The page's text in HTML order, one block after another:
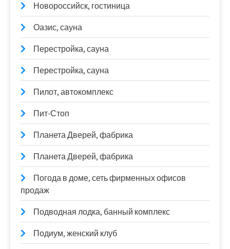
Новороссийск, гостиница
Оазис, сауна
Перестройка, сауна
Перестройка, сауна
Пилот, автокомплекс
Пит-Стоп
Планета Дверей, фабрика
Планета Дверей, фабрика
Погода в доме, сеть фирменных офисов
продаж
Подводная лодка, банный комплекс
Подиум, женский клуб